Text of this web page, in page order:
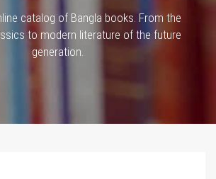
catalog of Bangla books. From the
to modern literature of the future
generation.